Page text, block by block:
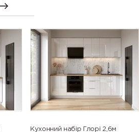
Кухонний набір Глорі 2,6м